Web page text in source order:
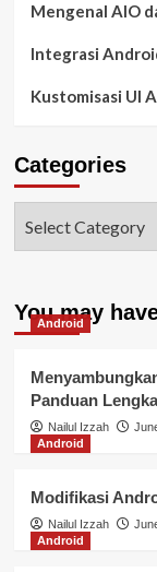
Mengenal AIO
Integrasi
Kustomisasi UI
Categories
You may
Android
Panduan
Nailul Izzah
Android
Modifikasi
Nailul Izzah
Android